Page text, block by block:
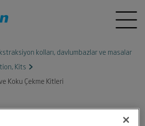
kolları, davlumbazlar ve masalar
Kits
Koku Çekme Kitleri
Duman ve Koku